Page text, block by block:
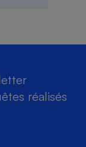
réalisés